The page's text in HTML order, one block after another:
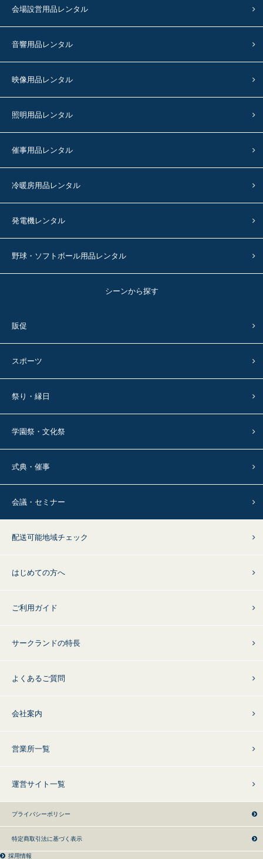
会場設営用品レンタル
音響用品レンタル
映像用品レンタル
照明用品レンタル
催事用品レンタル
冷暖房用品レンタル
発電機レンタル
野球・ソフトボール用品レンタル
シーンから探す
販促
スポーツ
祭り・縁日
学園祭・文化祭
式典・催事
会議・セミナー
配送可能地域チェック
はじめての方へ
ご利用ガイド
サークランドの特長
よくあるご質問
会社案内
営業所一覧
運営サイト一覧
プライバシーポリシー
特定商取引法に基づく表示
採用情報